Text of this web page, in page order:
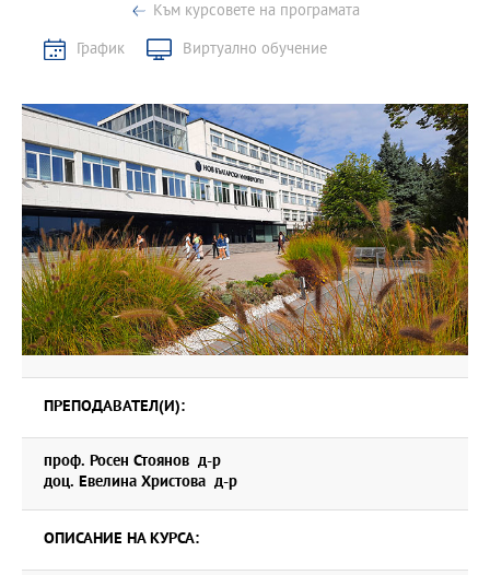
Към курсовете на програмата
График
Виртуално обучение
ПРЕПОДАВАТЕЛ(И):
проф. Росен Стоянов д-р
доц. Евелина Христова д-р
ОПИСАНИЕ НА КУРСА: